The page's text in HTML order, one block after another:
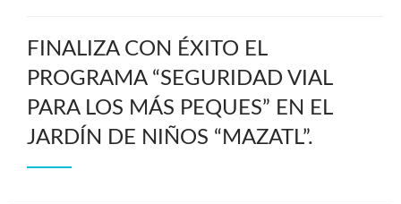
FINALIZA CON ÉXITO EL
PROGRAMA “SEGURIDAD VIAL
PARA LOS MÁS PEQUES” EN EL
JARDÍN DE NIÑOS “MAZATL”.